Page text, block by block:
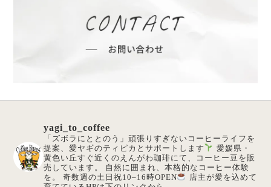
yagi_to_coffee
「ズボラにととのう」頑張りすぎないコーヒーライフを
提案、愛ヤギのティピカとサポートします
愛媛県・
黄色い丘すぐ近くのえんがわ珈琲にて、コーヒー豆を販
売しています。
自然に囲まれ、本格的なコーヒー体験
を。
奇数週の土日祝10–16時OPEN
店主が愛を込めて